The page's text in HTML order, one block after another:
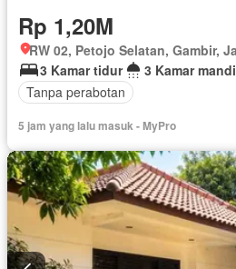
Rp 1,20M
3 Kamar tidur
3 Kamar mandi
Tanpa perabotan
5 jam yang lalu masuk - MyPro